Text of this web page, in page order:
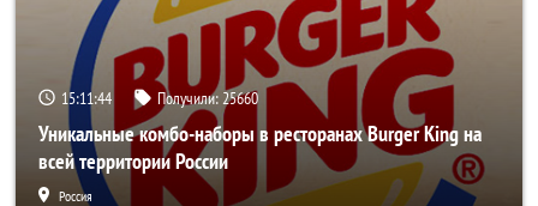
15:11:40 Получили:25660
Уникальные комбо-наборы в ресторанах Burger King на
всей территории России
Россия